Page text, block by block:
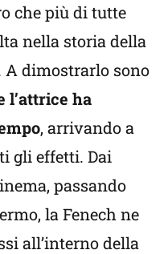
che più di tutte
nella storia della
dimostrarlo sono
l’attrice ha
, arrivando a
gli effetti. Dai
passando
la Fenech ne
all’interno della